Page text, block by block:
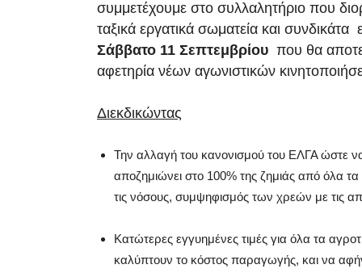
συμμετέχουμε στο συλλαλητήριο που
ταξικά εργατικά σωματεία και
Σάββατο 11 Σεπτεμβρίου που θα
αφετηρία νέων αγωνιστικών
Διεκδικώντας
Την αλλαγή του κανονισμού του ΕΛΓΑ ώστε
αποζημιώνει στο 100% της ζημιάς από όλα
τις νόσους, συμψηφισμός των χρεών με τις
Κατώτερες εγγυημένες τιμές για όλα τα
καλύπτουν το κόστος παραγωγής, και να